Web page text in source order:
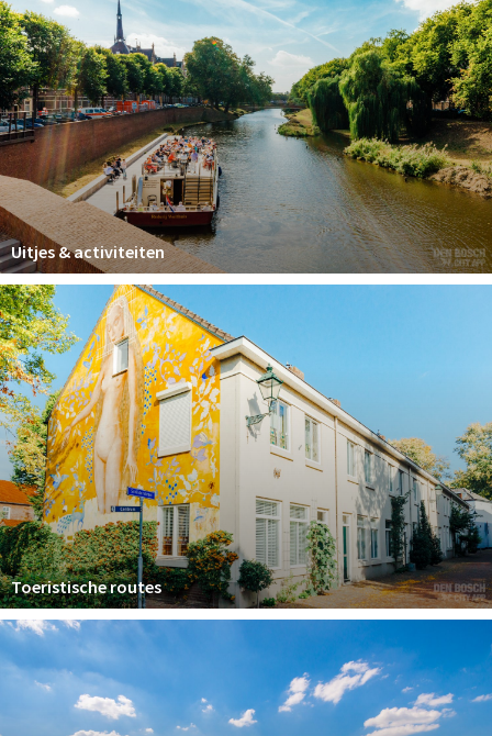
Uitjes & activiteiten
Toeristische routes